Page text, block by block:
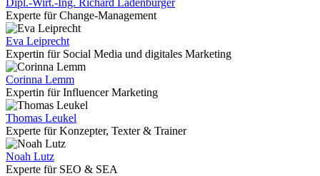
Experte für Change-Management
Eva Leiprecht
Expertin für Social Media und digitales Marketing
Corinna Lemm
Expertin für Influencer Marketing
Thomas Leukel
Experte für Konzepter, Texter & Trainer
Noah Lutz
Experte für SEO & SEA